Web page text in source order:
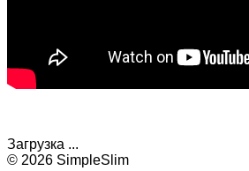
Загрузка ...
© 2026 SimpleSlim